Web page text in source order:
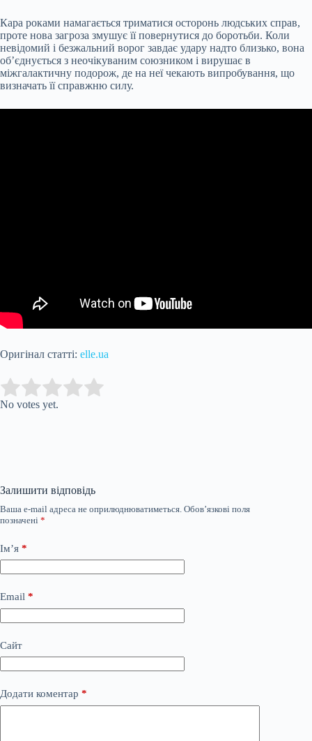
Кара роками намагається триматися осторонь людських справ,
проте нова загроза змушує її повернутися до боротьби. Коли
невідомий і безжальний ворог завдає удару надто близько, вона
об’єднується з неочікуваним союзником і вирушає в
міжгалактичну подорож, де на неї чекають випробування, що
визначать її справжню силу.
Оригінал статті: elle.ua
Rate this item:
No votes yet.
Залишити відповідь
Ваша e-mail адреса не оприлюднюватиметься. Обов’язкові поля
позначені *
Ім’я *
Email *
Сайт
Додати коментар *